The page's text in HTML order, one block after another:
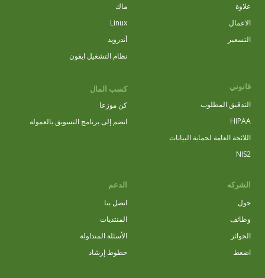
علاوة
الاعمال
التسعير
ماك
Linux
أندرويد
نظام التشغيل ايفون
قانوني
التدقيق المطلوب
HIPAA
اللائحة العامة لحماية البيانات
NIS2
كسب المال
كن موزعا
انضم إلى برنامج التسويق بالعمولة
الشركه
حول
وظائف
الجوائز
اضغط
الدعم
اتصل بنا
المنتديات
الأسئلة المتداولة
خطوط إرشاد